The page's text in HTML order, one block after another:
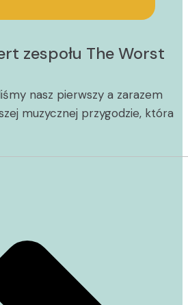
zespołu The Worst
nasz pierwszy a zarazem
muzycznej przygodzie, która